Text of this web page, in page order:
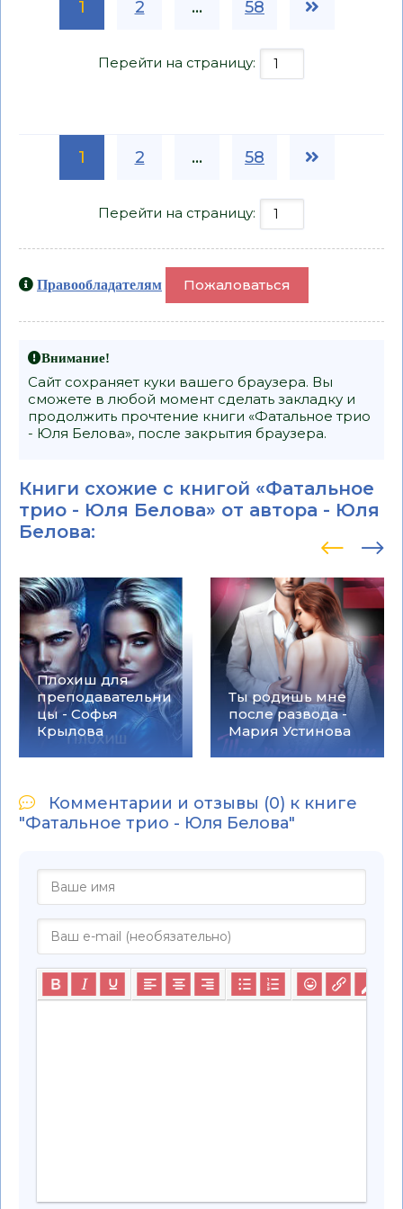
1 2 ... 58
Перейти на страницу:
1 2 ... 58
Перейти на страницу:
Правообладателям Пожаловаться
Внимание!
Сайт сохраняет куки вашего браузера. Вы
сможете в любой момент сделать закладку и
продолжить прочтение книги «Фатальное трио
- Юля Белова», после закрытия браузера.
Книги схожие с книгой «Фатальное
трио - Юля Белова» от автора - Юля
Белова:
Плохиш для
преподавательни
цы - Софья
Крылова
Ты родишь мне
после развода -
Мария Устинова
Комментарии и отзывы (0) к книге
"Фатальное трио - Юля Белова"